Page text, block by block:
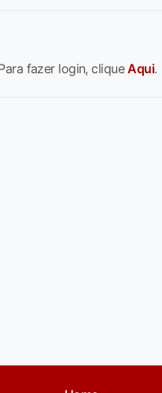
fazer login, cliqueAqui.